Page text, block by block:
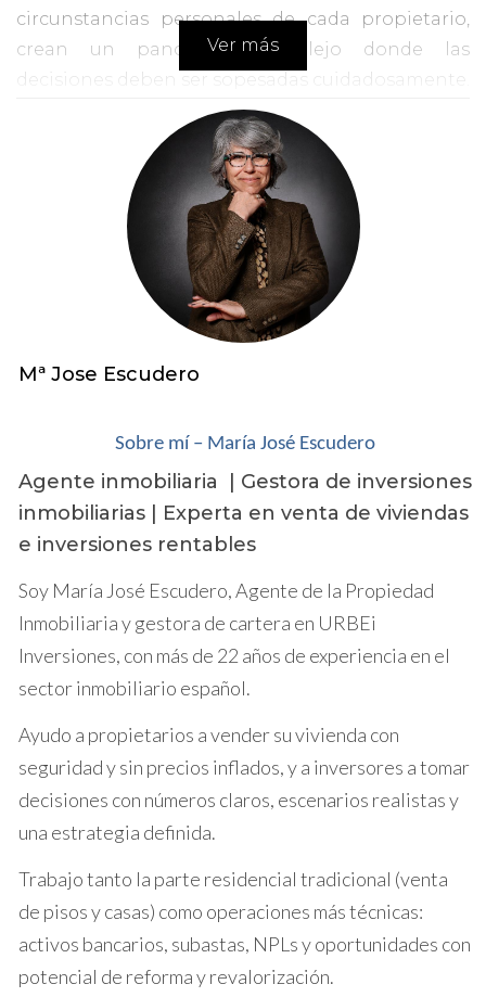
circunstancias personales de cada propietario,
crean un panorama complejo donde las
decisiones deben ser sopesadas cuidadosamente.
Vender una propiedad puede ofrecer un alivio
financiero inmediato y la posibilidad de invertir
en un nuevo proyecto. Por otro lado, mantener
múltiples inmuebles puede proporcionar un flujo
de ingresos pasivo y aumentar el patrimonio a
largo plazo. Este artículo explorará las ventajas y
desventajas de ambas estrategias, ayudando a los
propietarios a identificar la opción que mejor se
VENTA
Vender una propiedad en Baix Camp puede
parecer una solución atractiva para aquellos que
financiera. El mercado inmobiliario en esta
región ha mostrado un crecimiento constante, lo
que significa que los propietarios pueden
obtener un precio favorable por sus propiedades.
Liquidez inmediata:La venta de una
propiedad puede generar un capital
otras inversiones, financiar un nuevo hogar o
Desprenderse de responsabilidades: Vender
una propiedad elimina las preocupaciones
relacionadas con el mantenimiento,
impuestos y otros gastos asociados.
Reinvertir en un mercado en crecimiento:
Ver más
Mª Jose Escudero
Sobre mí – María José Escudero
Agente inmobiliaria | Gestora de inversiones
inmobiliarias | Experta en venta de viviendas
e inversiones rentables
Soy María José Escudero, Agente de la Propiedad
Inmobiliaria y gestora de cartera en URBEi
Inversiones, con más de 22 años de experiencia en el
sector inmobiliario español.
Ayudo a propietarios a vender su vivienda con
seguridad y sin precios inflados, y a inversores a tomar
decisiones con números claros, escenarios realistas y
una estrategia definida.
Trabajo tanto la parte residencial tradicional (venta
de pisos y casas) como operaciones más técnicas:
activos bancarios, subastas, NPLs y oportunidades con
potencial de reforma y revalorización.